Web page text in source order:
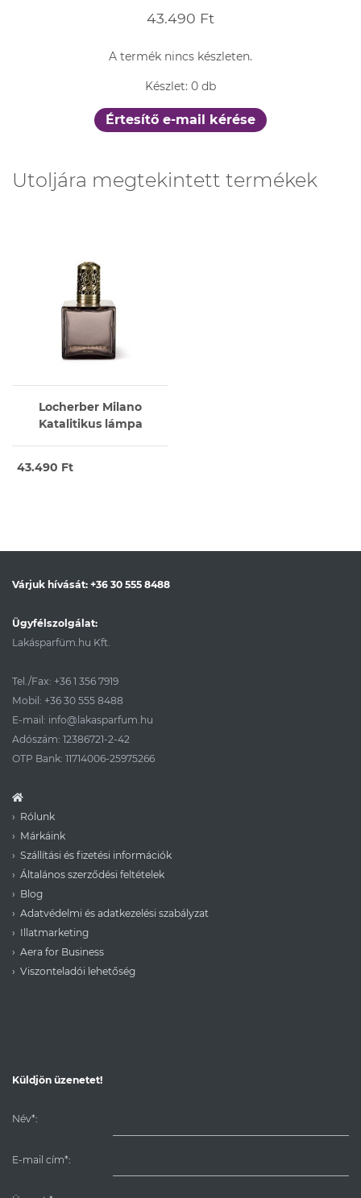
43.490 Ft
A termék nincs készleten.
Készlet: 0 db
Értesítő e-mail kérése
Utoljára megtekintett termékek
Locherber Milano
Katalitikus lámpa
43.490 Ft
Várjuk hívását: +36 30 555 8488
Ügyfélszolgálat:
Lakásparfüm.hu Kft.
Tel./Fax: +36 1 356 7919
Mobil: +36 30 555 8488
E-mail: info@lakasparfum.hu
Adószám: 12386721-2-42
OTP Bank: 11714006-25975266
Rólunk
Márkáink
Szállítási és fizetési információk
Általános szerződési feltételek
Blog
Adatvédelmi és adatkezelési szabályzat
Illatmarketing
Aera for Business
Viszonteladói lehetőség
Küldjön üzenetet!
Név*:
E-mail cím*: